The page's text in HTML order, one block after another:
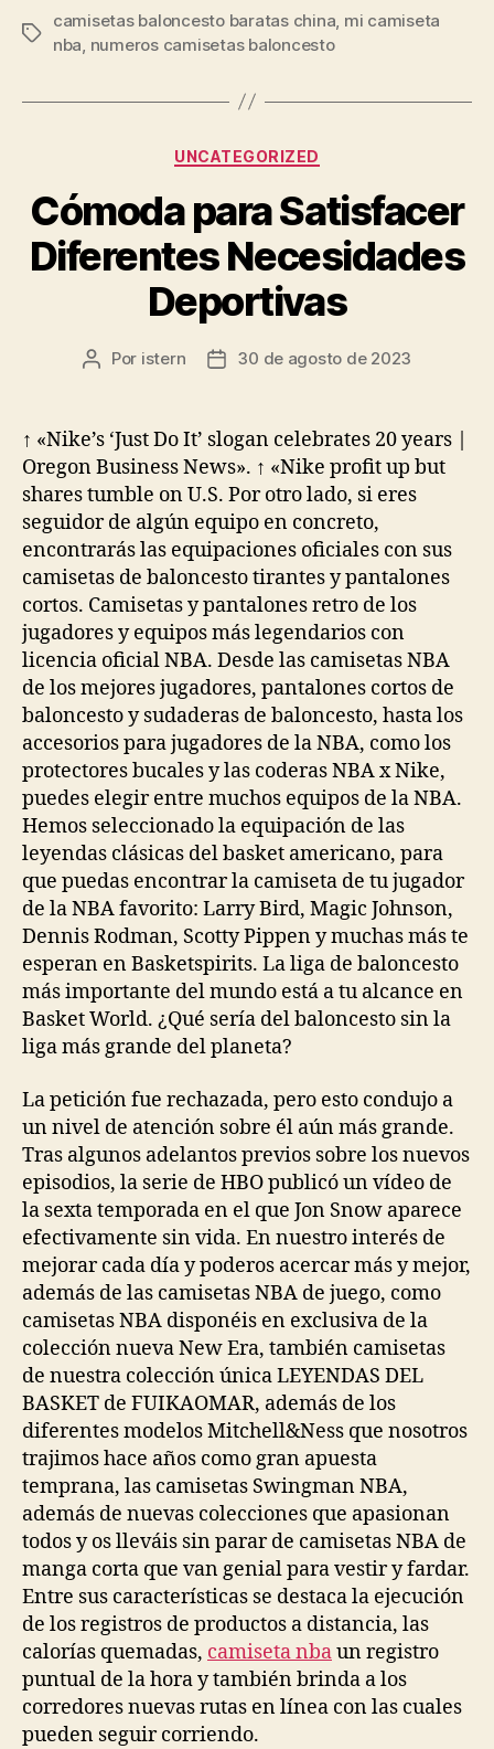
Etiquetas
camisetas baloncesto baratas china mi camiseta
nba numeros camisetas baloncesto
Categorías
UNCATEGORIZED
Cómoda para Satisfacer
Diferentes Necesidades
Deportivas
Autor
entrada
Por istern
Fecha
entrada
30 de agosto de 2023
↑ «Nike’s ‘Just Do It’ slogan celebrates 20 years |
Oregon Business News». ↑ «Nike profit up but
shares tumble on U.S. Por otro lado, si eres
seguidor de algún equipo en concreto,
encontrarás las equipaciones oficiales con sus
camisetas de baloncesto tirantes y pantalones
cortos. Camisetas y pantalones retro de los
jugadores y equipos más legendarios con
licencia oficial NBA. Desde las camisetas NBA
de los mejores jugadores, pantalones cortos de
baloncesto y sudaderas de baloncesto, hasta los
accesorios para jugadores de la NBA, como los
protectores bucales y las coderas NBA x Nike,
puedes elegir entre muchos equipos de la NBA.
Hemos seleccionado la equipación de las
leyendas clásicas del basket americano, para
que puedas encontrar la camiseta de tu jugador
de la NBA favorito: Larry Bird, Magic Johnson,
Dennis Rodman, Scotty Pippen y muchas más te
esperan en Basketspirits. La liga de baloncesto
más importante del mundo está a tu alcance en
Basket World. ¿Qué sería del baloncesto sin la
liga más grande del planeta?
La petición fue rechazada, pero esto condujo a
un nivel de atención sobre él aún más grande.
Tras algunos adelantos previos sobre los nuevos
episodios, la serie de HBO publicó un vídeo de
la sexta temporada en el que Jon Snow aparece
efectivamente sin vida. En nuestro interés de
mejorar cada día y poderos acercar más y mejor,
además de las camisetas NBA de juego, como
camisetas NBA disponéis en exclusiva de la
colección nueva New Era, también camisetas
de nuestra colección única LEYENDAS DEL
BASKET de FUIKAOMAR, además de los
diferentes modelos Mitchell&Ness que nosotros
trajimos hace años como gran apuesta
temprana, las camisetas Swingman NBA,
además de nuevas colecciones que apasionan
todos y os lleváis sin parar de camisetas NBA de
manga corta que van genial para vestir y fardar.
Entre sus características se destaca la ejecución
de los registros de productos a distancia, las
calorías quemadas, camiseta nbaun registro
puntual de la hora y también brinda a los
corredores nuevas rutas en línea con las cuales
pueden seguir corriendo.